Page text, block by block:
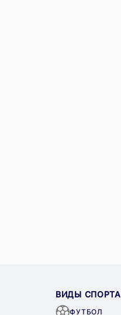
ВИДЫ СПОРТА
ФУТБОЛ